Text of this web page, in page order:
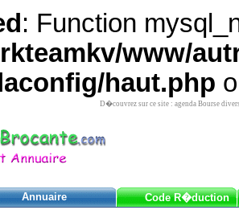
: Function
www/
haut.php
D�couvrez sur ce site : agenda Bourse
Annuaire Code R�duction